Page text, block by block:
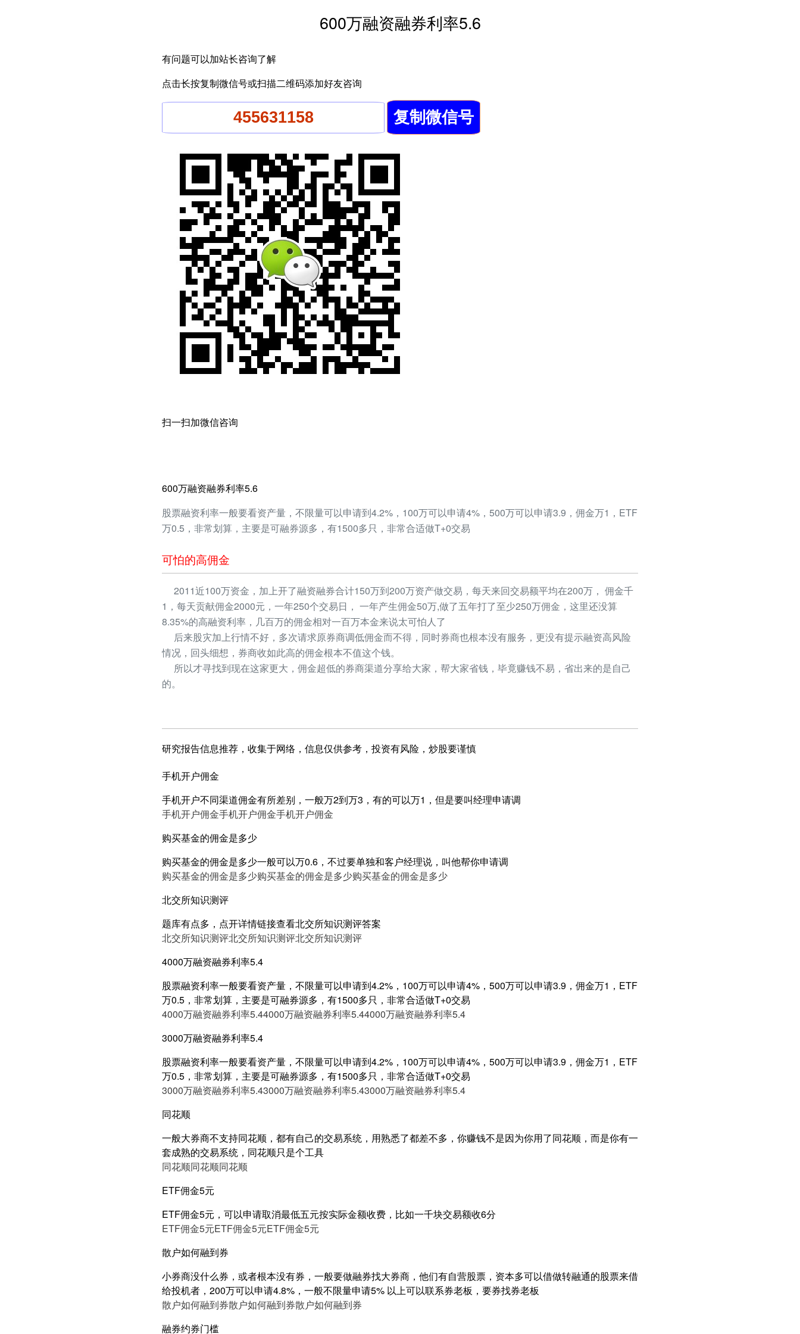
600万融资融券利率5.6
有问题可以加站长咨询了解
点击长按复制微信号或扫描二维码添加好友咨询
扫一扫加微信咨询
600万融资融券利率5.6
股票融资利率一般要看资产量，不限量可以申请到4.2%，100万可以申请4%，500万可以申请3.9，佣金万1，ETF
万0.5，非常划算，主要是可融券源多，有1500多只，非常合适做T+0交易
可怕的高佣金
2011近100万资金，加上开了融资融券合计150万到200万资产做交易，每天来回交易额平均在200万， 佣金千
1，每天贡献佣金2000元，一年250个交易日， 一年产生佣金50万,做了五年打了至少250万佣金，这里还没算
8.35%的高融资利率，几百万的佣金相对一百万本金来说太可怕人了
后来股灾加上行情不好，多次请求原券商调低佣金而不得，同时券商也根本没有服务，更没有提示融资高风险
情况，回头细想，券商收如此高的佣金根本不值这个钱。
所以才寻找到现在这家更大，佣金超低的券商渠道分享给大家，帮大家省钱，毕竟赚钱不易，省出来的是自己
的。
研究报告信息推荐，收集于网络，信息仅供参考，投资有风险，炒股要谨慎
手机开户佣金
手机开户不同渠道佣金有所差别，一般万2到万3，有的可以万1，但是要叫经理申请调
手机开户佣金手机开户佣金手机开户佣金
购买基金的佣金是多少
购买基金的佣金是多少一般可以万0.6，不过要单独和客户经理说，叫他帮你申请调
购买基金的佣金是多少购买基金的佣金是多少购买基金的佣金是多少
北交所知识测评
题库有点多，点开详情链接查看北交所知识测评答案
北交所知识测评北交所知识测评北交所知识测评
4000万融资融券利率5.4
股票融资利率一般要看资产量，不限量可以申请到4.2%，100万可以申请4%，500万可以申请3.9，佣金万1，ETF
万0.5，非常划算，主要是可融券源多，有1500多只，非常合适做T+0交易
4000万融资融券利率5.44000万融资融券利率5.44000万融资融券利率5.4
3000万融资融券利率5.4
股票融资利率一般要看资产量，不限量可以申请到4.2%，100万可以申请4%，500万可以申请3.9，佣金万1，ETF
万0.5，非常划算，主要是可融券源多，有1500多只，非常合适做T+0交易
3000万融资融券利率5.43000万融资融券利率5.43000万融资融券利率5.4
同花顺
一般大券商不支持同花顺，都有自己的交易系统，用熟悉了都差不多，你赚钱不是因为你用了同花顺，而是你有一
套成熟的交易系统，同花顺只是个工具
同花顺同花顺同花顺
ETF佣金5元
ETF佣金5元，可以申请取消最低五元按实际金额收费，比如一千块交易额收6分
ETF佣金5元ETF佣金5元ETF佣金5元
散户如何融到券
小券商没什么券，或者根本没有券，一般要做融券找大券商，他们有自营股票，资本多可以借做转融通的股票来借
给投机者，200万可以申请4.8%，一般不限量申请5% 以上可以联系券老板，要券找券老板
散户如何融到券散户如何融到券散户如何融到券
融券约券门槛